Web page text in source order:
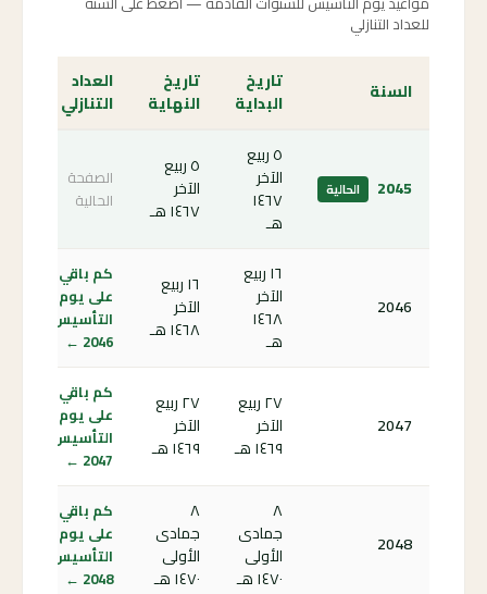
للعداد التنازلي
السنة
تاريخ
البداية
تاريخ
النهاية
العداد
التنازلي
2045 الحالية
٥ ربيع
الآخر
١٤٦٧
هـ
٥ ربيع
الآخر
١٤٦٧ هـ
الصفحة
الحالية
2046
١٦ ربيع
الآخر
١٤٦٨
هـ
١٦ ربيع
الآخر
١٤٦٨ هـ
كم باقي
على يوم
التأسيس
2046 ←
2047
٢٧ ربيع
الآخر
١٤٦٩ هـ
٢٧ ربيع
الآخر
١٤٦٩ هـ
كم باقي
على يوم
التأسيس
2047 ←
2048
٨
جمادى
الأولى
١٤٧٠ هـ
٨
جمادى
الأولى
١٤٧٠ هـ
كم باقي
على يوم
التأسيس
2048 ←